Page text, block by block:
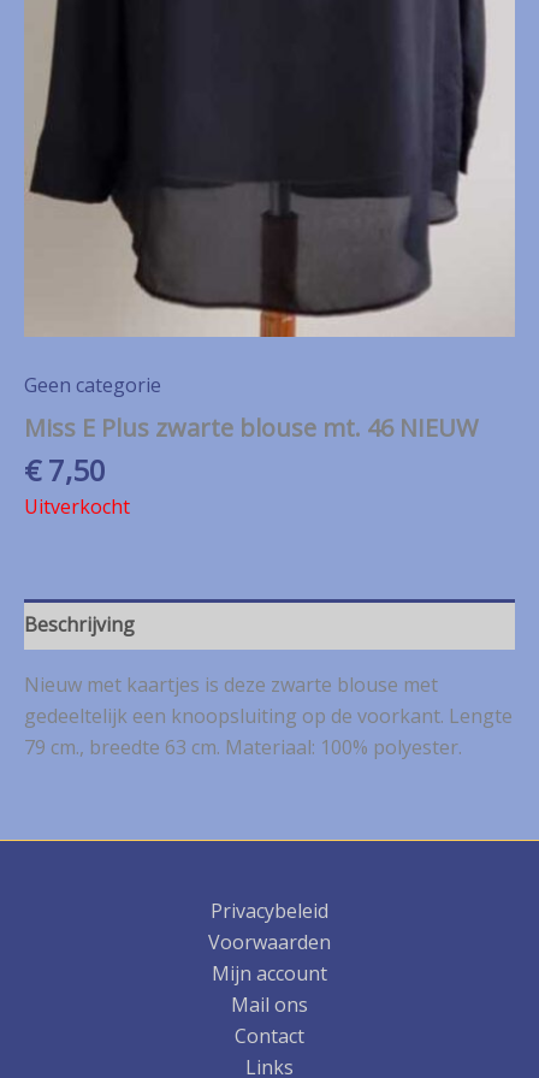
Geen categorie
Miss E Plus zwarte blouse mt. 46 NIEUW
€7,50
Uitverkocht
Beschrijving
Nieuw met kaartjes is deze zwarte blouse met
gedeeltelijk een knoopsluiting op de voorkant. Lengte
79 cm., breedte 63 cm. Materiaal: 100% polyester.
Privacybeleid
Voorwaarden
Mijn account
Mail ons
Contact
Links